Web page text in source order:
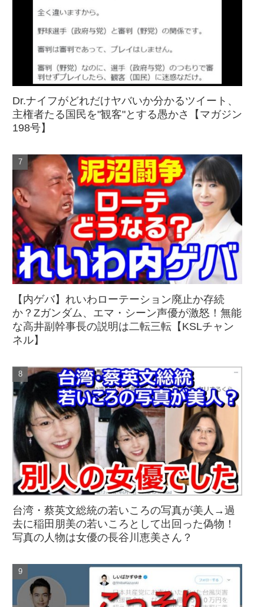
Dr.ナイフがどれだけヤバいか分かるツイート、
主権者たる国民を"観客"とする愚かさ【マガジン
198号】
【内ゲバ】れいわローテーション廃止か存続
か？Zガンダム、エマ・シーン声優が激怒！無能
な高井副幹事長の説明は二転三転【KSLチャン
ネル】
台湾・蔡英文総統の若いころの写真が美人→過
去に稲田朋美の若いころとして出回った偽物！
写真の人物は女優の長谷川恵美さん？